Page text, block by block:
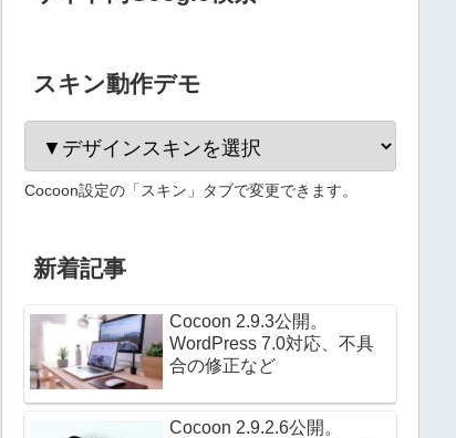
スキン動作デモ
Cocoon設定の「スキン」タブで変更できます。
新着記事
Cocoon 2.9.3公開。
WordPress 7.0対応、不具
合の修正など
Cocoon 2.9.2.6公開。